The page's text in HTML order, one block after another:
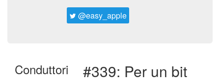
@easy_apple
Conduttori #339: Per un bit